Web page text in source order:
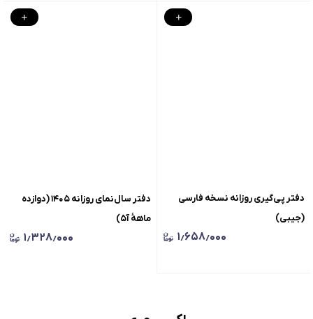
دفتر پی‌گیری روزانه نسخه‌ فارسی
(جیبی)
۱٫۶۵۸٫۰۰۰
دفتر سال‌نمای روزانه ۱۴۰۵ (دوازده
ماهۀ آ۵)
۱٫۳۲۸٫۰۰۰